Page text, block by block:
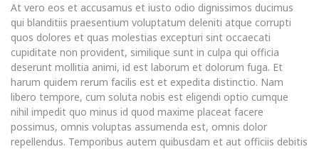
At vero eos et accusamus et iusto odio dignissimos ducimus
qui blanditiis praesentium voluptatum deleniti atque corrupti
quos dolores et quas molestias excepturi sint occaecati
cupiditate non provident, similique sunt in culpa qui officia
deserunt mollitia animi, id est laborum et dolorum fuga. Et
harum quidem rerum facilis est et expedita distinctio. Nam
libero tempore, cum soluta nobis est eligendi optio cumque
nihil impedit quo minus id quod maxime placeat facere
possimus, omnis voluptas assumenda est, omnis dolor
repellendus. Temporibus autem quibusdam et aut officiis debitis